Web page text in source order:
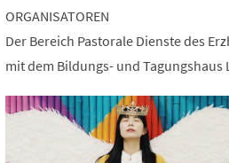
ORGANISATOREN
Der Bereich Pastorale Dienste des
mit dem Bildungs- und